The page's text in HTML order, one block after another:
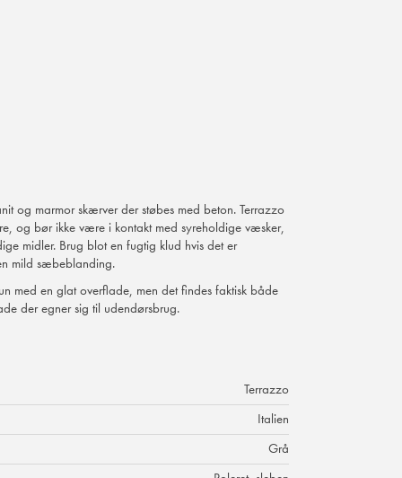
og marmor skærver der støbes med beton. Terrazzo
og bør ikke være i kontakt med syreholdige væsker,
midler. Brug blot en fugtig klud hvis det er
mild sæbeblanding.
med en glat overflade, men det findes faktisk både
der egner sig til udendørsbrug.
Terrazzo
Italien
Grå